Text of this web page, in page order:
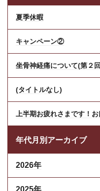
夏季休暇
キャンペーン②
坐骨神経痛について(第２
(タイトルなし)
上半期お疲れさまです！
年代月別アーカイブ
2026年
2025年